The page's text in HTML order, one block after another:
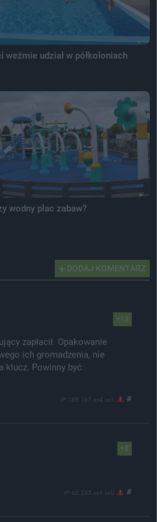
weźmie udział w półkoloniach
wodny plac zabaw?
DODAJ KOMENTARZ
+13
zapłacił. Opakowanie
ich gromadzenia, nie
klucz. Powinny być
IP: 185.167.xx4.xx3 #
+8
IP: 62.233.xx9.xx0 #